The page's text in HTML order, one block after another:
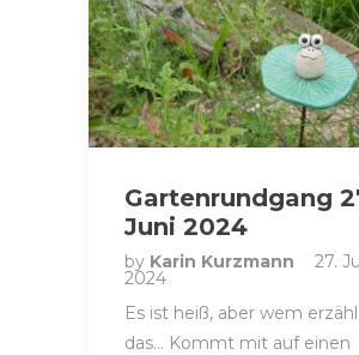
Gartenrundgang
Juni 2024
by Karin Kurzmann 27.
2024
Es ist heiß, aber wem
das… Kommt mit auf einen